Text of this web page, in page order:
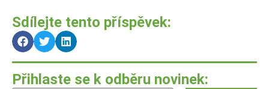
Sdílejte tento příspěvek:
Přihlaste se k odběru novinek: